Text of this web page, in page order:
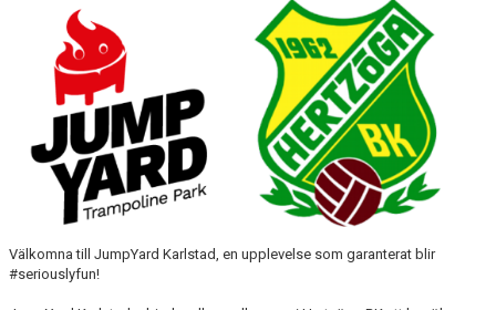
DOKUMENT
KONTAKT
Välkomna till JumpYard Karlstad, en upplevelse som garanterat blir
#seriouslyfun!